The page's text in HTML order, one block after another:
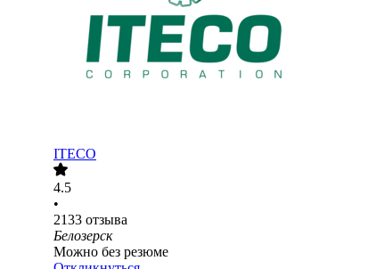
ITECO
4.5
•
2133 отзыва
Белозерск
Можно без резюме